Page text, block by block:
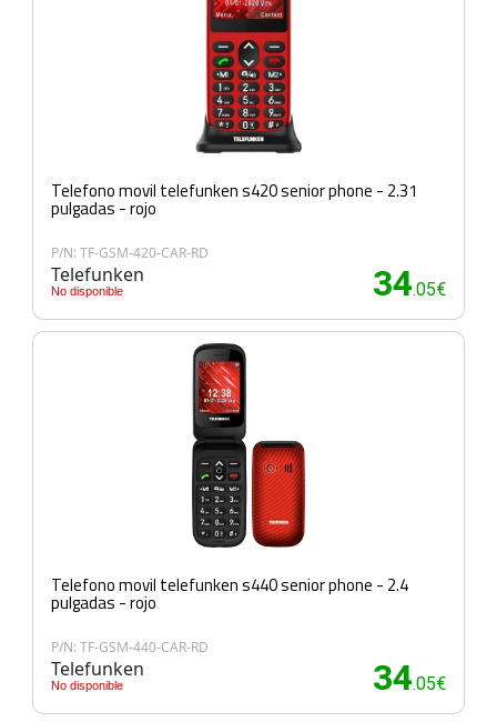
Telefono movil telefunken s420 senior phone - 2.31
pulgadas - rojo
P/N: TF-GSM-420-CAR-RD
Telefunken
No disponible 34.05€
Telefono movil telefunken s440 senior phone - 2.4
pulgadas - rojo
P/N: TF-GSM-440-CAR-RD
Telefunken
No disponible 34.05€